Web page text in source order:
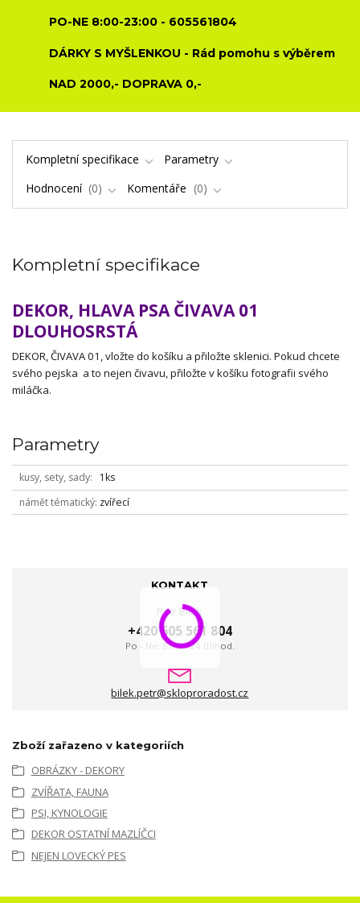
PO-NE 8:00-23:00 - 605561804
DÁRKY S MYŠLENKOU - Rád pomohu s výběrem
NAD 2000,- DOPRAVA 0,-
Kompletní specifikace
Parametry
Hodnocení
0 Komentáře 0
Kompletní specifikace
DEKOR, HLAVA PSA ČIVAVA 01
DLOUHOSRSTÁ
DEKOR, ČIVAVA 01, vložte do košíku a přiložte sklenici. Pokud chcete
svého pejska a to nejen čivavu, přiložte v košíku fotografii svého
miláčka.
Parametry
kusy, sety, sady
1ks
námět tématický zvířecí
KONTAKT
Petr Bílek
+420 605 561 804
Po - Ne: 8:00 - 24:00hod.
bilek.petr@skloproradost.cz
Zboží zařazeno v kategoriích
OBRÁZKY - DEKORY
ZVÍŘATA, FAUNA
PSI, KYNOLOGIE
DEKOR OSTATNÍ MAZLÍČCI
NEJEN LOVECKÝ PES